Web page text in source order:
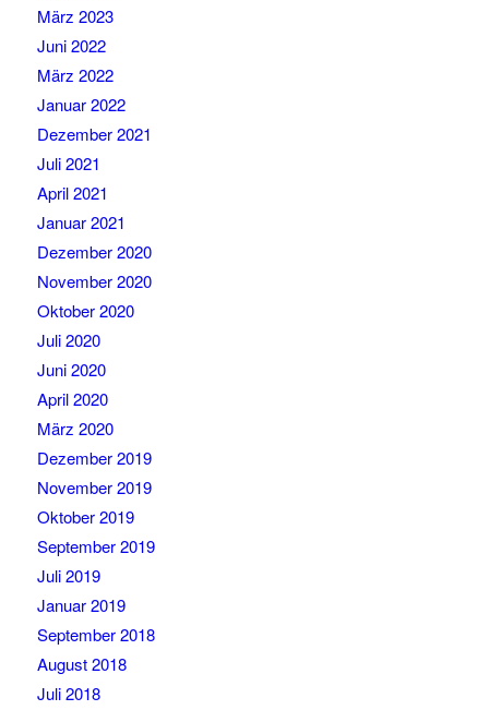
März 2023
Juni 2022
März 2022
Januar 2022
Dezember 2021
Juli 2021
April 2021
Januar 2021
Dezember 2020
November 2020
Oktober 2020
Juli 2020
Juni 2020
April 2020
März 2020
Dezember 2019
November 2019
Oktober 2019
September 2019
Juli 2019
Januar 2019
September 2018
August 2018
Juli 2018